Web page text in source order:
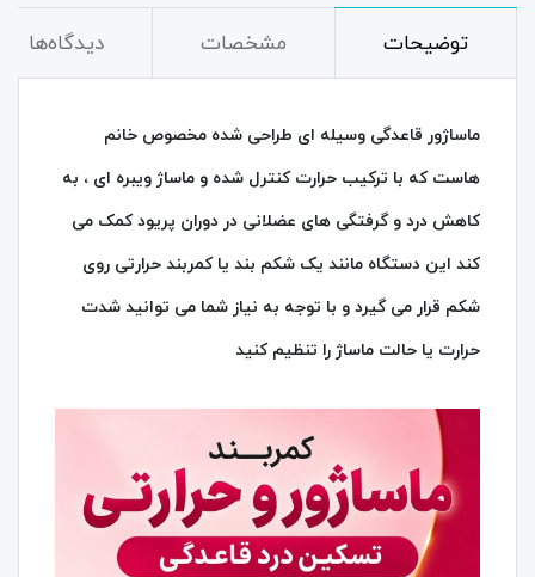
توضیحات مشخصات دیدگاه‌ها
ماساژور قاعدگی وسیله‌ ای طراحی‌ شده مخصوص خانم‌
هاست که با ترکیب حرارت کنترل‌ شده و ماساژ ویبره‌ ای ، به
کاهش درد و گرفتگی‌ های عضلانی در دوران پریود کمک می‌
کند این دستگاه مانند یک شکم‌ بند یا کمربند حرارتی روی
شکم قرار می‌ گیرد و با توجه به نیاز شما می‌ توانید شدت
حرارت یا حالت ماساژ را تنظیم کنید